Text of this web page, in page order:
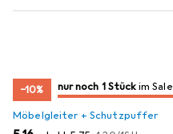
−10% noch 1 Stückim Sale
nur noch 1 Stück im Sale
Möbelgleiter + Schutzpuffer
EUR EUR